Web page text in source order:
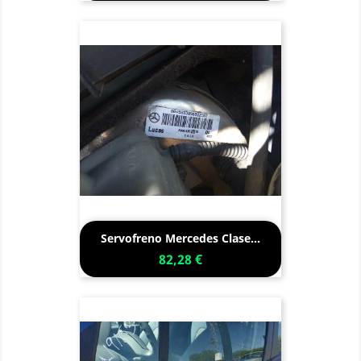
Servofreno Mercedes Clase...
82,28 €